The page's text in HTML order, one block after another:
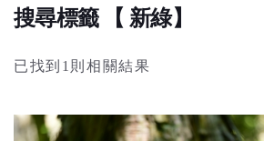
搜尋標籤 【 新綠】
已找到1則相關結果